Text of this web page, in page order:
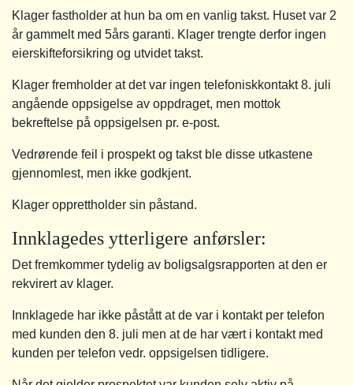
Klager fastholder at hun ba om en vanlig takst. Huset var 2
år gammelt med 5års garanti. Klager trengte derfor ingen
eierskifteforsikring og utvidet takst.
Klager fremholder at det var ingen telefoniskkontakt 8. juli
angående oppsigelse av oppdraget, men mottok
bekreftelse på oppsigelsen pr. e-post.
Vedrørende feil i prospekt og takst ble disse utkastene
gjennomlest, men ikke godkjent.
Klager opprettholder sin påstand.
Innklagedes ytterligere anførsler:
Det fremkommer tydelig av boligsalgsrapporten at den er
rekvirert av klager.
Innklagede har ikke påstått at de var i kontakt per telefon
med kunden den 8. juli men at de har vært i kontakt med
kunden per telefon vedr. oppsigelsen tidligere.